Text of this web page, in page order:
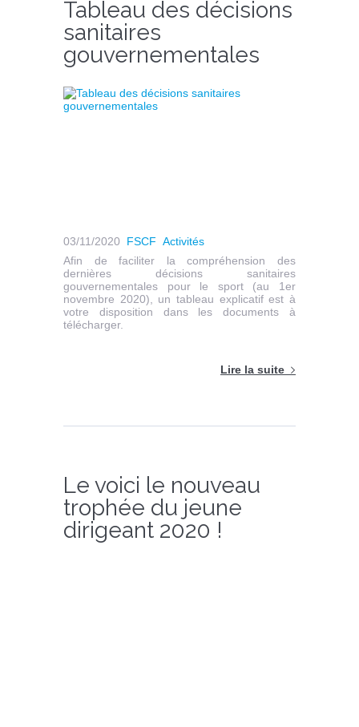
Tableau des décisions
sanitaires
gouvernementales
03/11/2020 FSCF Activités
Afin de faciliter la compréhension des
dernières décisions sanitaires
gouvernementales pour le sport (au 1er
novembre 2020), un tableau explicatif est à
votre disposition dans les documents à
télécharger.
Lire la suite
Le voici le nouveau
trophée du jeune
dirigeant 2020 !